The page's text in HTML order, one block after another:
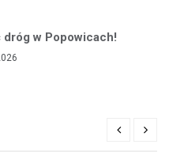
dróg w Popowicach!